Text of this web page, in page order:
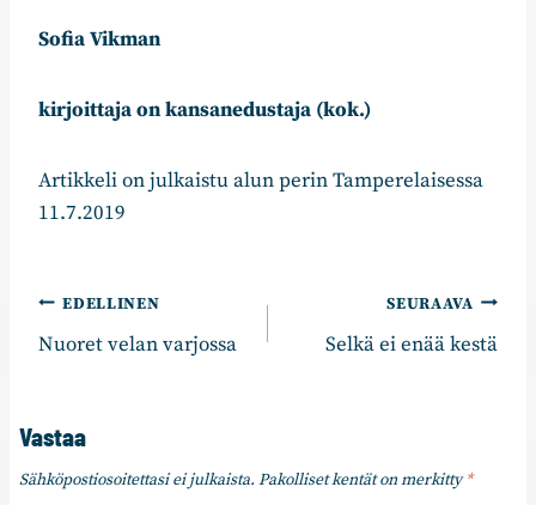
Sofia Vikman
kirjoittaja on kansanedustaja (kok.)
Artikkeli on julkaistu alun perin Tamperelaisessa
11.7.2019
Artikkelien
selaus
EDELLINEN
Nuoret velan varjossa
SEURAAVA
Selkä ei enää kestä
Vastaa
Sähköpostiosoitettasi ei julkaista. Pakolliset kentät on merkitty*